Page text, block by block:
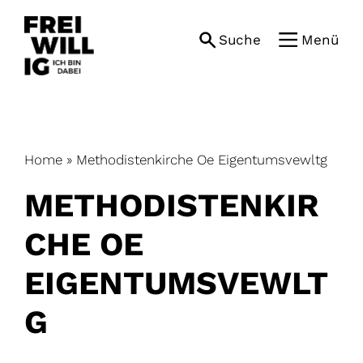
content
Suche Menü
Home » Methodistenkirche Oe Eigentumsvewltg
METHODISTENKIR
CHE OE
EIGENTUMSVEWLT
G